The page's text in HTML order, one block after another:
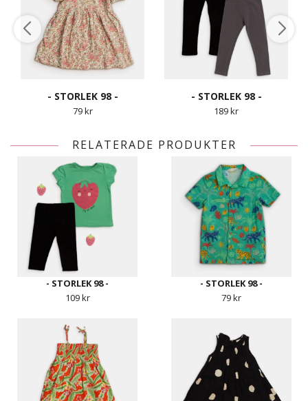
- STORLEK 98 -
79 kr
- STORLEK 98 -
189 kr
RELATERADE PRODUKTER
- STORLEK 98 -
109 kr
- STORLEK 98 -
79 kr